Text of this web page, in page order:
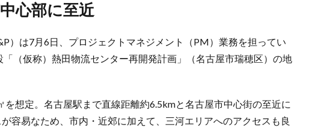
心部に至近
）は7月6日、プロジェクトマネジメント（PM）業務を担ってい
（仮称）熱田物流センター再開発計画」（名古屋市瑞穂区）の地
想定。名古屋駅まで直線距離約6.5kmと名古屋市中心街の至近に
容易なため、市内・近郊に加えて、三河エリアへのアクセスも良